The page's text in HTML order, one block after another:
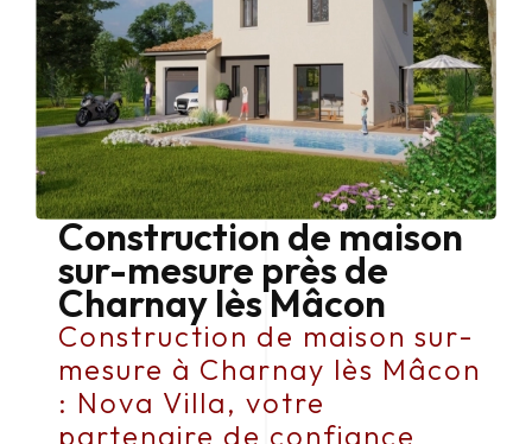
Construction de maison
sur-mesure près de
Charnay lès Mâcon
Construction de maison sur-
mesure à Charnay lès Mâcon
: Nova Villa, votre
partenaire de confiance